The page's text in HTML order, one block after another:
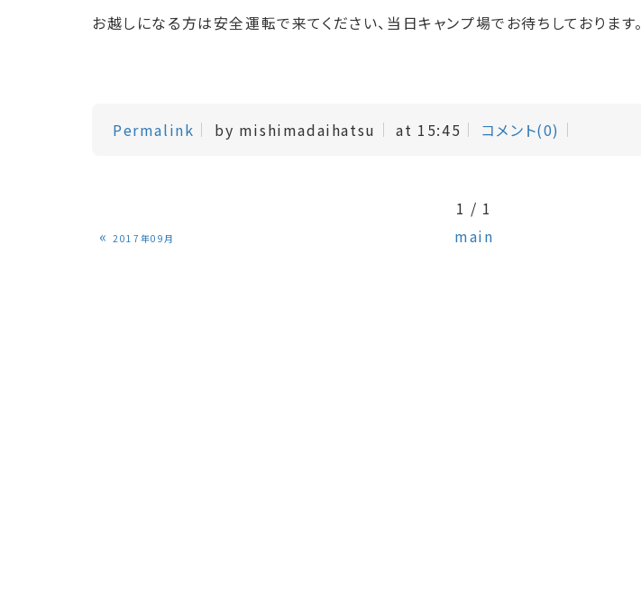
お越しになる方は安全運転で来てください、当日キャンプ場でお待ちしております。
Permalink by mishimadaihatsu at 15:45 コメント(0)
1 / 1
«2017年09月 main